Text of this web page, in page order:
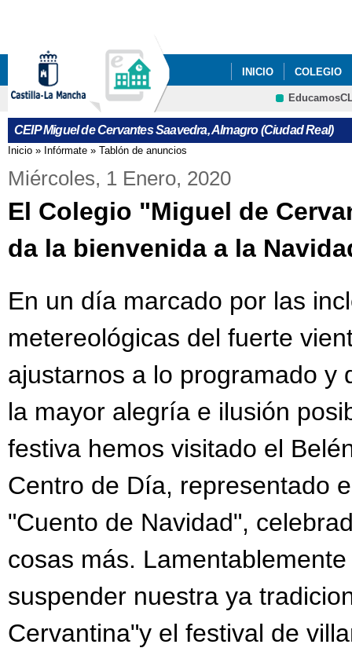
INICIO COLEGIO
CRFP
CEIP Miguel de Cervantes Saavedra, Almagro (Ciudad Real)
Se encuentra usted aquí
Inicio » Infórmate » Tablón de anuncios
Miércoles, 1 Enero, 2020
El Colegio "Miguel de
da la bienvenida a la
En un día marcado por las
metereológicas del fuerte
ajustarnos a lo programado y
la mayor alegría e ilusión
festiva hemos visitado el
Centro de Día, representado
"Cuento de Navidad",
cosas más.
suspender nuestra ya
Cervantina"y el festival de